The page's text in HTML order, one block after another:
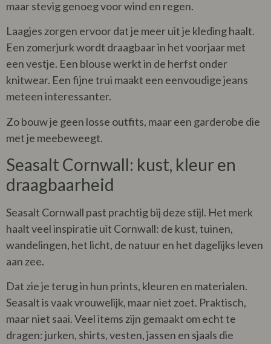
maar stevig genoeg voor wind en regen.
Laagjes zorgen ervoor dat je meer uit je kleding haalt.
Een zomerjurk wordt draagbaar in het voorjaar met
een vestje. Een blouse werkt in de herfst onder
knitwear. Een fijne trui maakt een eenvoudige jeans
meteen interessanter.
Zo bouw je geen losse outfits, maar een garderobe die
met je meebeweegt.
Seasalt Cornwall: kust, kleur en
draagbaarheid
Seasalt Cornwall past prachtig bij deze stijl. Het merk
haalt veel inspiratie uit Cornwall: de kust, tuinen,
wandelingen, het licht, de natuur en het dagelijks leven
aan zee.
Dat zie je terug in hun prints, kleuren en materialen.
Seasalt is vaak vrouwelijk, maar niet zoet. Praktisch,
maar niet saai. Veel items zijn gemaakt om echt te
dragen: jurken, shirts, vesten, jassen en sjaals die